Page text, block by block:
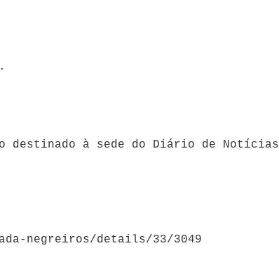
à sede do Diário de
negreiros/details/33/3049